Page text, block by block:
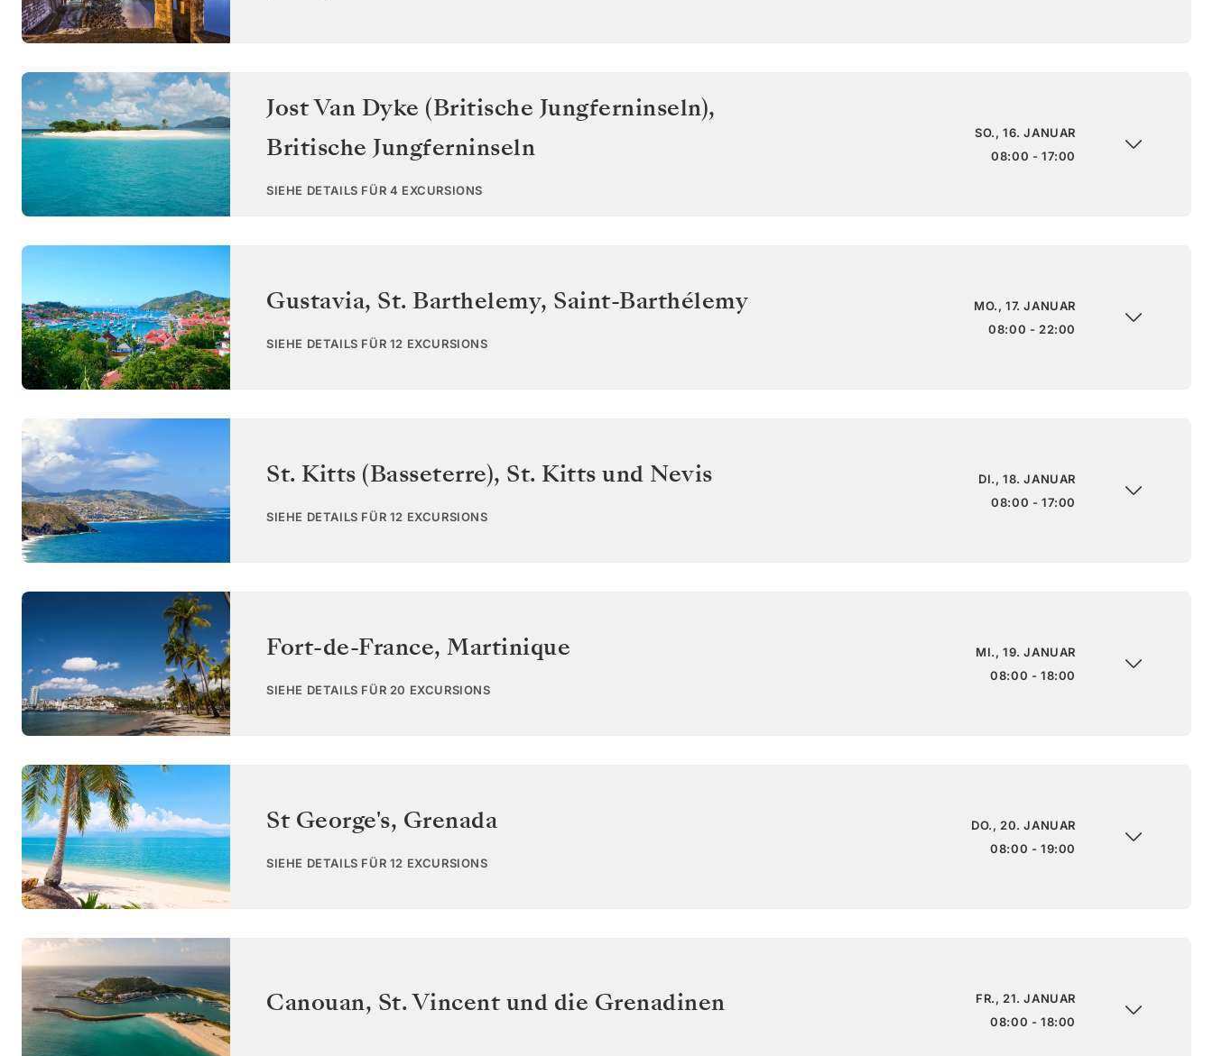
Jost Van Dyke (Britische Jungferninseln),
Britische Jungferninseln
SIEHE DETAILS FÜR 4 EXCURSIONS
SO., 16. JANUAR
08:00 - 17:00
Gustavia, St. Barthelemy, Saint-Barthélemy
SIEHE DETAILS FÜR 12 EXCURSIONS
MO., 17. JANUAR
08:00 - 22:00
St. Kitts (Basseterre), St. Kitts und Nevis
SIEHE DETAILS FÜR 12 EXCURSIONS
DI., 18. JANUAR
08:00 - 17:00
Fort-de-France, Martinique
SIEHE DETAILS FÜR 20 EXCURSIONS
MI., 19. JANUAR
08:00 - 18:00
St George's, Grenada
SIEHE DETAILS FÜR 12 EXCURSIONS
DO., 20. JANUAR
08:00 - 19:00
Canouan, St. Vincent und die Grenadinen
FR., 21. JANUAR
08:00 - 18:00